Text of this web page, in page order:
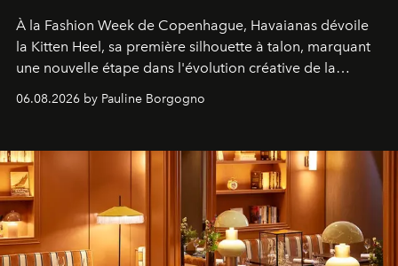
À la Fashion Week de Copenhague, Havaianas dévoile
la Kitten Heel, sa première silhouette à talon, marquant
une nouvelle étape dans l'évolution créative de la
06.08.2026 by Pauline Borgogno